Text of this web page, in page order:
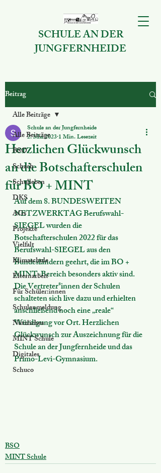
SCHULE AN DER
JUNGFERNHEIDE
Beitrag
Alle Beiträge
BSO
Schach
Schulleben
DKS
AGs
Projekte
Vielfalt
Klimaschule
Elternarbeit
Für Schüler:innen
Schulanmeldung
Nützliches
MINT Schule
Digitales
Schuco
Alle Beiträge
Herzlichen Glückwunsch
an die Botschafterschulen
für BO + MINT
Schule an der Jungfernheide
2. Mai 20231 Min. Lesezeit
Auf dem 8. BUNDESWEITEN
NETZWERKTAG Berufswahl-
SIEGEL wurden die
Botschafterschulen 2022 für das
Berufswahl-SIEGEL aus den
Bundesländern geehrt, die im BO +
MINT-Bereich besonders aktiv sind.
Die Vertreter*innen der Schulen
schalteten sich live dazu und erhielten
anschließend noch eine „reale“
Würdigung vor Ort. Herzlichen
Glückwunsch zur Auszeichnung für die
Schule an der Jungfernheide und das
Primo-Levi-Gymnasium.
BSO
MINT Schule